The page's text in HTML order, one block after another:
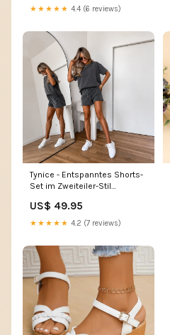
★★★★★ 4.4 (6 reviews)
Tynice - Entspanntes Shorts-
Set im Zweiteiler-Stil
US$ 49.95
★★★★★ 4.2 (7 reviews)